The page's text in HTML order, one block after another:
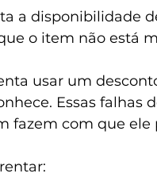
a disponibilidade
o item não está
usar um
Essas falhas
fazem com que ele